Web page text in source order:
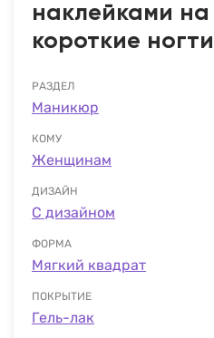
наклейками на
короткие ногти
РАЗДЕЛ
Маникюр
КОМУ
Женщинам
ДИЗАЙН
С дизайном
ФОРМА
Мягкий квадрат
ПОКРЫТИЕ
Гель-лак